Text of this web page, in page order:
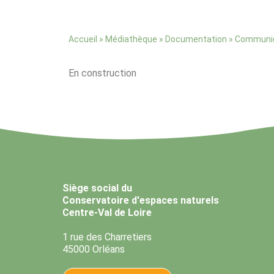
Accueil » Médiathèque » Documentation »
En construction
Siège social du
Conservatoire d'espaces naturels
Centre-Val de Loire
1 rue des Charretiers
45000 Orléans